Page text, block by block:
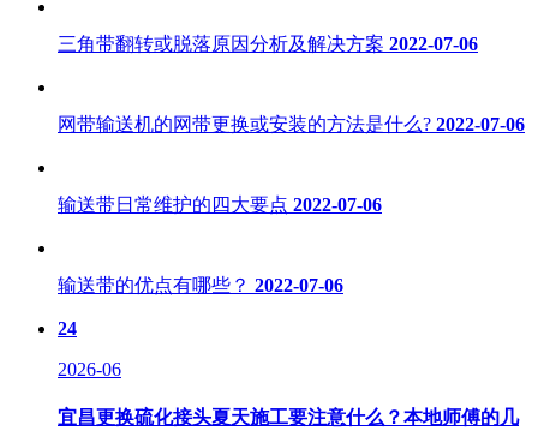
三角带翻转或脱落原因分析及解决方案 2022-07-06
网带输送机的网带更换或安装的方法是什么? 2022-07-06
输送带日常维护的四大要点 2022-07-06
输送带的优点有哪些？ 2022-07-06
24
2026-06
宜昌更换硫化接头夏天施工要注意什么？本地师傅的几